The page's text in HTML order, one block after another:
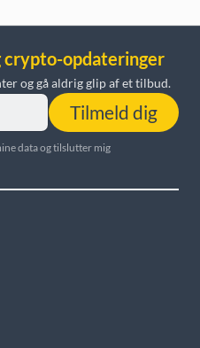
crypto-opdateringer
og gå aldrig glip af et tilbud.
Tilmeld dig
data og tilslutter mig